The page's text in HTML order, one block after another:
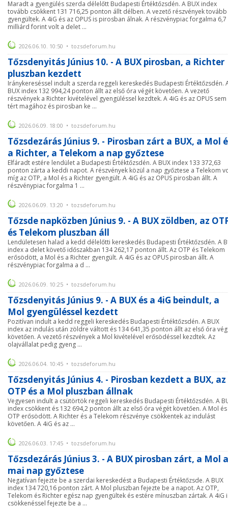
Maradt a gyengülés szerda délelőtt Budapesti Értéktőzsdén. A BUX index
tovább csökkent 131 716,25 ponton állt délben. A vezető részvények tovább
gyengültek. A 4iG és az OPUS is pirosban álnak. A részvénypiac forgalma 6,7
milliárd forint volt a delet ...
2026.06.10. 10:50 • tozsdeforum.hu
Tőzsdenyitás Június 10. - A BUX pirosban, a Richter
pluszban kezdett
Iránykereséssel indult a szerda reggeli kereskedés Budapesti Értéktőzsdén.
BUX index 132 994,24 ponton állt az első óra végét követően. A vezető
részvények a Richter kivételével gyengüléssel kezdtek. A 4iG és az OPUS sem
tért magához és pirosban ke ...
2026.06.09. 18:00 • tozsdeforum.hu
Tőzsdezárás Június 9. - Pirosban zárt a BUX, a Mol
a Richter, a Telekom a nap győztese
Elfáradt estére lendület a Budapesti Értéktőzsdén. A BUX index 133 372,63
ponton zárta a keddi napot. A részvények közül a nap győztese a Telekom
míg az OTP, a Mol és a Richter gyengült. A 4iG és az OPUS pirosban állt. A
részvénypiac forgalma 1 ...
2026.06.09. 13:20 • tozsdeforum.hu
Tőzsde napközben Június 9. - A BUX zöldben, az
és Telekom pluszban áll
Lendületesen halad a kedd délelőtti kereskedés Budapesti Értéktőzsdén. A
index a delet követő időszakban 134 262,17 ponton állt. Az OTP és Telekom
erősödött, a Mol és a Richter gyengült. A 4iG és az OPUS pirosban állt. A
részvénypiac forgalma a d ...
2026.06.09. 10:25 • tozsdeforum.hu
Tőzsdenyitás Június 9. - A BUX és a 4iG beindult, a
Mol gyengüléssel kezdett
Pozitívan indult a kedd reggeli kereskedés Budapesti Értéktőzsdén. A BUX
index az indulás után zöldre váltott és 134 641,35 ponton állt az első óra
követően. A vezető részvények a Mol kivételével erősödéssel kezdtek. Az
olajvállalat pedig gyeng ...
2026.06.04. 10:45 • tozsdeforum.hu
Tőzsdenyitás Június 4. - Pirosban kezdett a BUX, az
OTP és a Mol pluszban állnak
Vegyesen indult a csütörtök reggeli kereskedés Budapesti Értéktőzsdén. A
index csökkent és 132 694,2 ponton állt az első óra végét követően. A Mol
OTP erősödött. A Richter és a Telekom részvénye csökkentek az indulást
követően. A 4iG és az ...
2026.06.03. 17:45 • tozsdeforum.hu
Tőzsdezárás Június 3. - A BUX pirosban zárt, a Mol a
mai nap győztese
Negatívan fejezte be a szerdai kereskedést a Budapesti Értéktőzsde. A BUX
index 134 720,16 ponton zárt. A Mol pluszban fejezte be a napot. Az OTP,
Telekom és Richter egész nap gyengültek és estére mínuszban zártak. A 4iG
csökkenéssel fejezte be a ...